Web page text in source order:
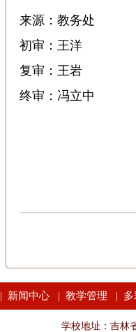
来源：教务处
初审：王洋
复审：王岩
终审：冯立中
新闻中心 教学管理
学校地址：吉林